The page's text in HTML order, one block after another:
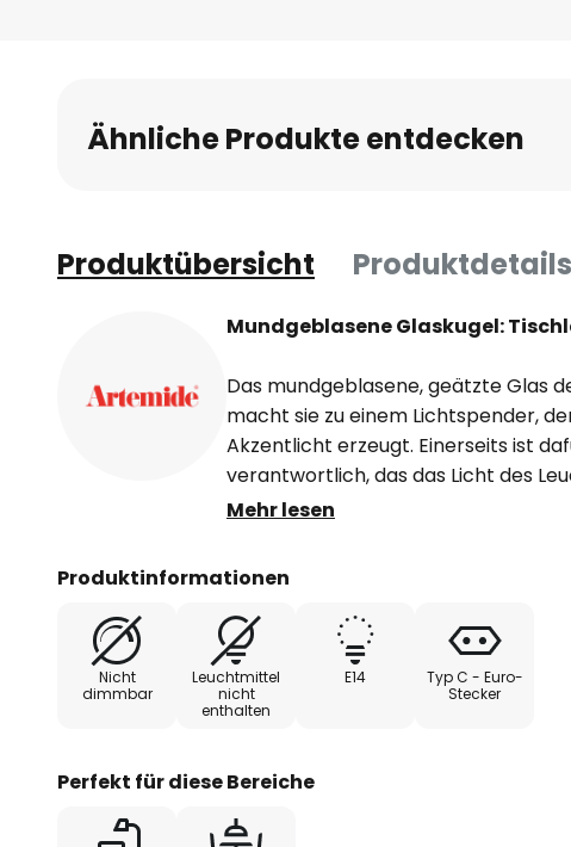
Ähnliche Produkte entdecken
Produktübersicht Produktdetails
Mundgeblasene Glaskugel:
Das mundgeblasene, geätzte Glas
macht sie zu einem Lichtspender,
Akzentlicht erzeugt. Einerseits ist
verantwortlich, das das Licht des
abblendet, andererseits sorgt auch
verantwortlich für das Design von
Designerleuchten-Hersteller
bekannte Leuchtenserie Tolomeo
wie keine zweite Marke für Design
Hersteller in den letzten
Mehr lesen
Produktinformationen
Nicht
dimmbar
Leuchtmittel
nicht
enthalten
E14
Typ C - Euro-
Stecker
Perfekt für diese Bereiche